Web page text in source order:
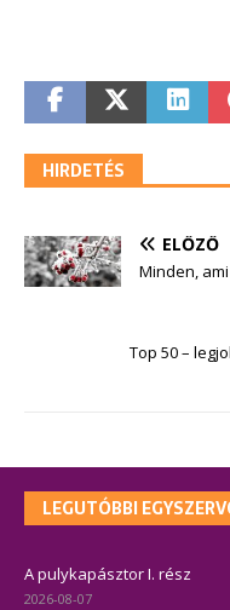
HIRDETÉS
ELŐZŐ
Minden,
Top 50 –
LEGUTÓBBI
A pulykapásztor I. rész
2026-08-07